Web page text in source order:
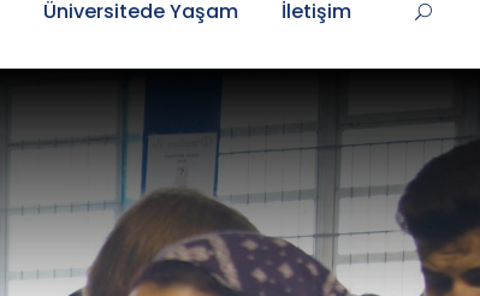
Üniversitede Yaşam İletişim